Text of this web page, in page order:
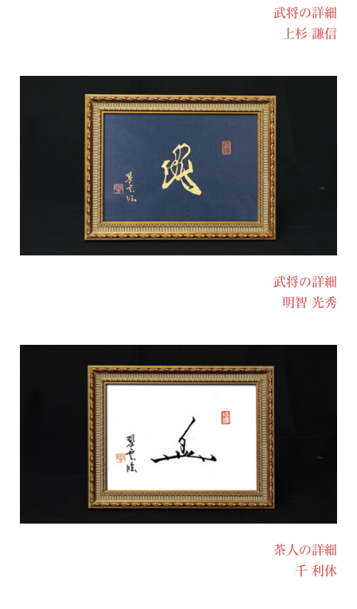
武将の詳細
上杉 謙信
武将の詳細
明智 光秀
茶人の詳細
千 利休